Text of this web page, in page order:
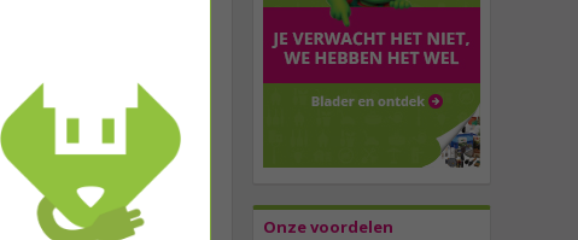
Onze voordelen